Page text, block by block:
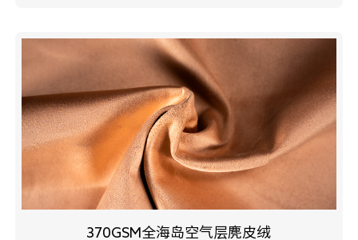
370GSM全海岛空气层麂皮绒